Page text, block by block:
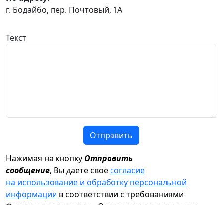
г. Бодайбо, пер. Почтовый, 1А
Текст
Отправить
Нажимая на кнопку Отправить
сообщение, Вы даете своесогласие
на использование и обработку персональной
информации в соответствии с требованиями